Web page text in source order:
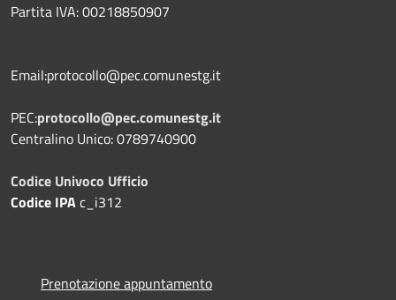
Partita IVA: 00218850907
Email:protocollo@pec.comunestg.it
PEC:protocollo@pec.comunestg.it
Centralino Unico: 0789740900
Codice Univoco Ufficio
Codice IPAc_i312
Prenotazione appuntamento